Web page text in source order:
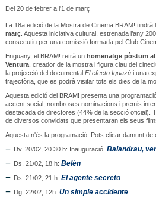
Del 20 de febrer a l'1 de març
La 18a edició de la Mostra de Cinema BRAM! tindrà
març. Aquesta iniciativa cultural, estrenada l’any
consecutiu per una comissió formada pel Club
Enguany, el BRAM! retrà un homenatge pòstum
Ventura, creador de la mostra i figura clau del
la projecció del documental El efecto Iguazú i una
trajectòria, que es podrà visitar tots els dies de la
Aquesta edició del BRAM! presenta una
accent social, nombroses nominacions i premis
destacada de directores (44% de la secció oficial).
de diversos convidats que presentaran els seus
Aquesta n'és la programació. Pots clicar damunt
Dv. 20/02, 20.30 h: Inauguració. Balandrau,
Ds. 21/02, 18 h: Belén
Ds. 21/02, 21 h: El agente secreto
Dg. 22/02, 12h: Un simple accidente